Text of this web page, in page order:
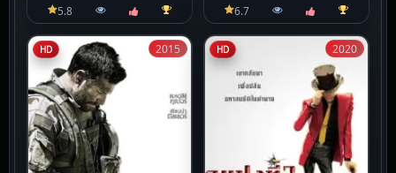
5.8 6.7
HD 2015 HD 2020